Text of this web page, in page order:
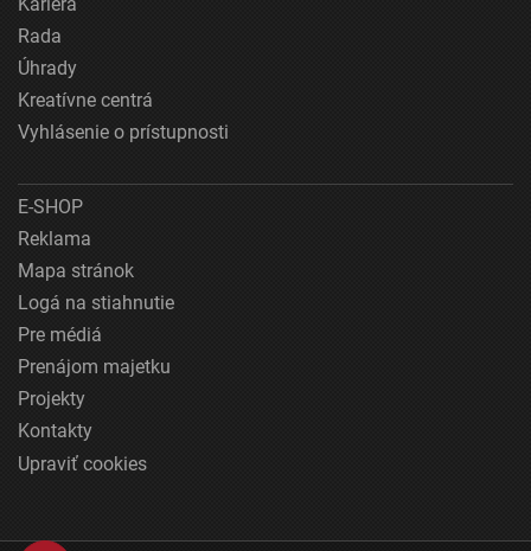
Rada
Úhrady
Kreatívne centrá
Vyhlásenie o prístupnosti
E-SHOP
Reklama
Mapa stránok
Logá na stiahnutie
Pre médiá
Prenájom majetku
Projekty
Kontakty
Upraviť cookies